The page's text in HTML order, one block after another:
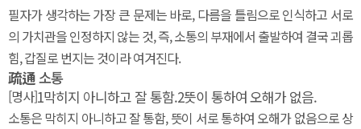
필자가 생각하는 가장 큰 문제는 바로, 다름을 틀림으로 인식하고 서로
의 가치관을 인정하지 않는 것, 즉, 소통의 부재에서 출발하여 결국 괴롭
힘, 갑질로 번지는 것이라 여겨진다.
疏通소통
[명사]1막히지 아니하고 잘 통함.2뜻이 통하여 오해가 없음.
소통은 막히지 아니하고 잘 통함, 뜻이 서로 통하여 오해가 없음으로 상